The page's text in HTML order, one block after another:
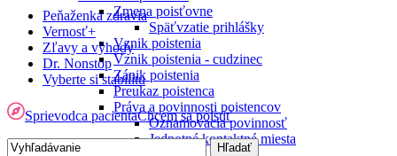
Zmena poisťovne
Späťvzatie prihlášky
Vznik poistenia
Vznik poistenia - cudzinec
Zánik poistenia
Preukaz poistenca
Práva a povinnosti poistencov
Oznamovacia povinnosť
Jednotné kontaktné miesta
Peňaženka zdravia
Vernosť+
Zľavy a výhody
Dr. Nonstop
Vyberte si stabilitu
Sprievodca pacientaChcem sa poistiť